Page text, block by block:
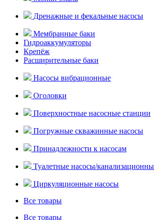
Дренажные и фекальные насосы
Мембранные баки
Гидроаккумуляторы
Крепёж
Расширительные баки
Насосы вибрационные
Оголовки
Поверхностные насосные станции
Погружные скважинные насосы
Принадлежности к насосам
Туалетные насосы/
Циркуляционные насосы
Все товары
Все товары